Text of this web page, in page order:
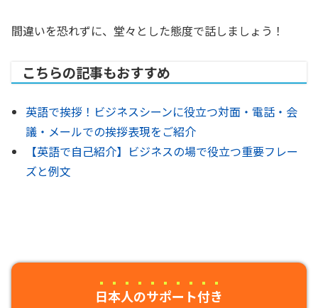
間違いを恐れずに、堂々とした態度で話しましょう！
こちらの記事もおすすめ
英語で挨拶！ビジネスシーンに役立つ対面・電話・会
議・メールでの挨拶表現をご紹介
【英語で自己紹介】ビジネスの場で役立つ重要フレー
ズと例文
日本人のサポート付き